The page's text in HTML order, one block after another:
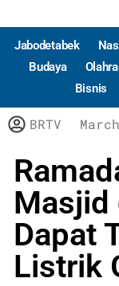
Jabodetabek
Budaya
Bisnis
BRTV
Masjid
Dapat
Listrik